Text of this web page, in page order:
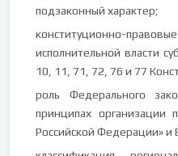
подзаконный характер;
конституционно-
исполнительной власти
10, 11, 71, 72, 76 и 77
роль Федерального
принципах организации
Российской Федерации»